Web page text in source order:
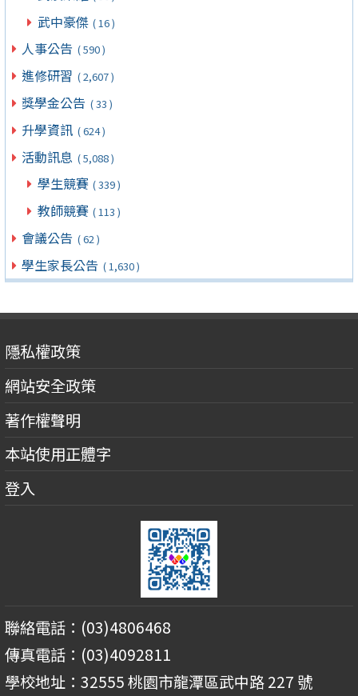
武中豪傑 ( 16 )
人事公告 ( 590 )
進修研習 ( 2,607 )
獎學金公告 ( 33 )
升學資訊 ( 624 )
活動訊息 ( 5,088 )
學生競賽 ( 339 )
教師競賽 ( 113 )
會議公告 ( 62 )
學生家長公告 ( 1,630 )
隱私權政策
網站安全政策
著作權聲明
本站使用正體字
登入
聯絡電話：(03)4806468
傳真電話：(03)4092811
學校地址：32555 桃園市龍潭區武中路 227 號